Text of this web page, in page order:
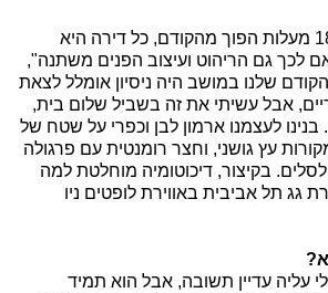
"כל בית שלי נראה 180 מעלות הפוך מהקודם, כל דירה היא
לכך גם הריהוט ועיצוב הפנים משתנה",
שלנו במושב היה ניסיון אומלל לצאת
אבל עשיתי את זה בשביל שלום בית,
בנינו לעצמנו ארמון לבן וכפרי על שטח של
עץ גושני, וחצר רומנטית עם פרגולה
בקיצור, דיכוטומיה מוחלטת למה
גג תל אביבית באווירת לופטים ניו
עליה עדיין תשובה, אבל הוא תמיד